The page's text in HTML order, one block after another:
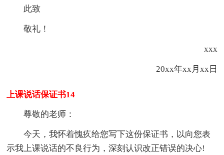
此致
敬礼！
xxx
20xx年xx月xx日
上课说话保证书14
尊敬的老师：
今天，我怀着愧疚给您写下这份保证书，以向您表
示我上课说话的不良行为，深刻认识改正错误的决心!